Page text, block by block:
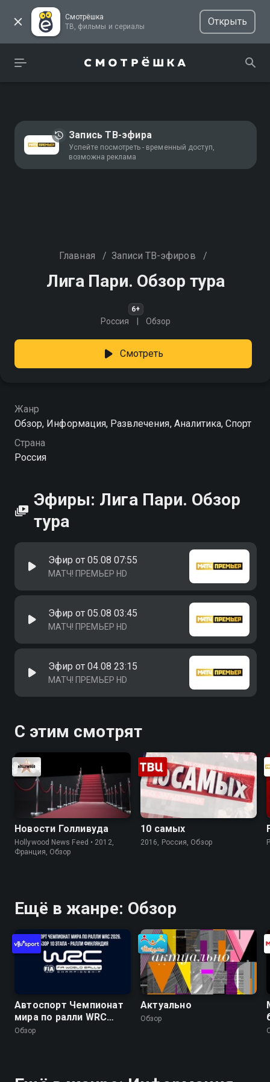
Смотрёшка
ТВ, фильмы и сериалы
Открыть
Запись ТВ-эфира
Успейте посмотреть - временный доступ,
возможна реклама
Главная / Записи ТВ-эфиров /
Лига Пари. Обзор тура
6+
Россия Обзор
Смотреть
Жанр
Обзор, Информация, Развлечения, Аналитика, Спорт
Страна
Россия
Эфиры: Лига Пари. Обзор
тура
Эфир от 05.08 07:55
МАТЧ! ПРЕМЬЕР HD
Эфир от 05.08 03:45
МАТЧ! ПРЕМЬЕР HD
Эфир от 04.08 23:15
МАТЧ! ПРЕМЬЕР HD
С этим смотрят
Новости Голливуда
Hollywood News Feed • 2012,
Франция, Обзор
10 самых
2016, Россия, Обзор
Ещё в жанре: Обзор
Автоспорт Чемпионат
мира по ралли WRC
2026. Обзор 10 этапа -
Обзор
Актуально
Обзор